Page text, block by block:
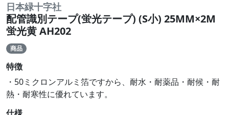
日本緑十字社
配管識別テープ(蛍光テープ) (S小) 25MM×2M
蛍光黄 AH202
商品
特徴
・50ミクロンアルミ箔ですから、耐水・耐薬品・耐候・耐
熱・耐寒性に優れています。